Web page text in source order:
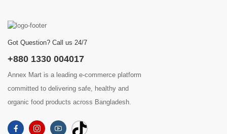
Got Question? Call us 24/7
+880 1330 004017
Annex Mart is a leading e-commerce platform
committed to delivering safe, healthy and
organic food products across Bangladesh.